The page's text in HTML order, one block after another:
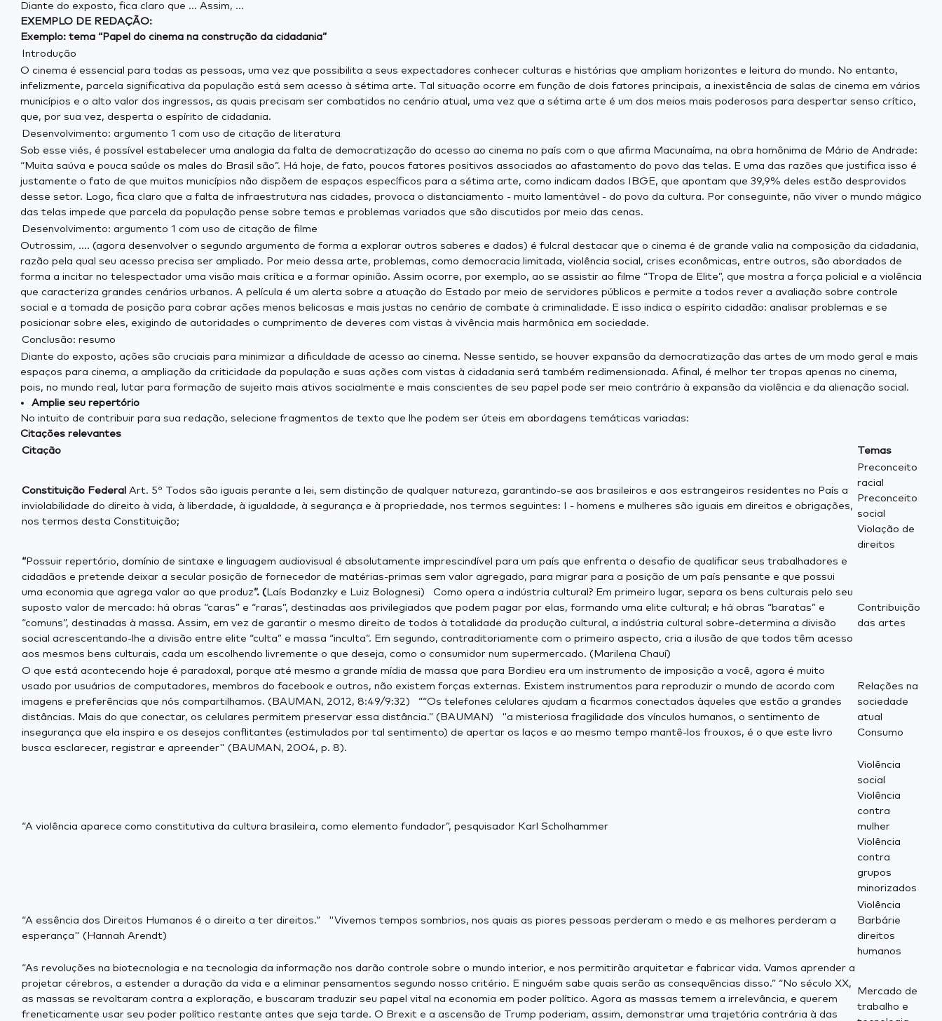
Diante do exposto, fica claro que ... Assim, ...
EXEMPLO DE REDAÇÃO:
Exemplo: tema “Papel do cinema na construção da cidadania”
Introdução
O cinema é essencial para todas as pessoas, uma vez que possibilita a seus expectadores conhecer culturas e histórias que ampliam horizontes e leitura do mundo. No entanto,
infelizmente, parcela significativa da população está sem acesso à sétima arte. Tal situação ocorre em função de dois fatores principais, a inexistência de salas de cinema em vários
municípios e o alto valor dos ingressos, as quais precisam ser combatidos no cenário atual, uma vez que a sétima arte é um dos meios mais poderosos para despertar senso crítico,
que, por sua vez, desperta o espírito de cidadania.
Desenvolvimento: argumento 1 com uso de citação de literatura
Sob esse viés, é possível estabelecer uma analogia da falta de democratização do acesso ao cinema no país com o que afirma Macunaíma, na obra homônima de Mário de Andrade:
“Muita saúva e pouca saúde os males do Brasil são”. Há hoje, de fato, poucos fatores positivos associados ao afastamento do povo das telas. E uma das razões que justifica isso é
justamente o fato de que muitos municípios não dispõem de espaços específicos para a sétima arte, como indicam dados IBGE, que apontam que 39,9% deles estão desprovidos
desse setor. Logo, fica claro que a falta de infraestrutura nas cidades, provoca o distanciamento - muito lamentável - do povo da cultura. Por conseguinte, não viver o mundo mágico
das telas impede que parcela da população pense sobre temas e problemas variados que são discutidos por meio das cenas.
Desenvolvimento: argumento 1 com uso de citação de filme
Outrossim, .... (agora desenvolver o segundo argumento de forma a explorar outros saberes e dados) é fulcral destacar que o cinema é de grande valia na composição da cidadania,
razão pela qual seu acesso precisa ser ampliado. Por meio dessa arte, problemas, como democracia limitada, violência social, crises econômicas, entre outros, são abordados de
forma a incitar no telespectador uma visão mais crítica e a formar opinião. Assim ocorre, por exemplo, ao se assistir ao filme “Tropa de Elite”, que mostra a força policial e a violência
que caracteriza grandes cenários urbanos. A película é um alerta sobre a atuação do Estado por meio de servidores públicos e permite a todos rever a avaliação sobre controle
social e a tomada de posição para cobrar ações menos belicosas e mais justas no cenário de combate à criminalidade. E isso indica o espírito cidadão: analisar problemas e se
posicionar sobre eles, exigindo de autoridades o cumprimento de deveres com vistas à vivência mais harmônica em sociedade.
Conclusão: resumo
Diante do exposto, ações são cruciais para minimizar a dificuldade de acesso ao cinema. Nesse sentido, se houver expansão da democratização das artes de um modo geral e mais
espaços para cinema, a ampliação da criticidade da população e suas ações com vistas à cidadania será também redimensionada. Afinal, é melhor ter tropas apenas no cinema,
pois, no mundo real, lutar para formação de sujeito mais ativos socialmente e mais conscientes de seu papel pode ser meio contrário à expansão da violência e da alienação social.
Amplie seu repertório
No intuito de contribuir para sua redação, selecione fragmentos de texto que lhe podem ser úteis em abordagens temáticas variadas:
Citações relevantes
Citação
Temas
Constituição Federal Art. 5º Todos são iguais perante a lei, sem distinção de qualquer natureza, garantindo-se aos brasileiros e aos estrangeiros residentes no País a
inviolabilidade do direito à vida, à liberdade, à igualdade, à segurança e à propriedade, nos termos seguintes:
I - homens e mulheres são iguais em direitos e obrigações,
nos termos desta Constituição;
Preconceito
racial
Preconceito
social
Violação de
direitos
“ Possuir repertório, domínio de sintaxe e linguagem audiovisual é absolutamente imprescindível para um país que enfrenta o desafio de qualificar seus trabalhadores e
cidadãos e pretende deixar a secular posição de fornecedor de matérias-primas sem valor agregado, para migrar para a posição de um país pensante e que possui
uma economia que agrega valor ao que produz”. ( Laís Bodanzky e Luiz Bolognesi) Como opera a indústria cultural? Em primeiro lugar, separa os bens culturais pelo seu
suposto valor de mercado: há obras “caras” e “raras”, destinadas aos privilegiados que podem pagar por elas, formando uma elite cultural; e há obras “baratas” e
“comuns”, destinadas à massa. Assim, em vez de garantir o mesmo direito de todos à totalidade da produção cultural, a indústria cultural sobre-determina a divisão
social acrescentando-lhe a divisão entre elite “culta” e massa “inculta”. Em segundo, contraditoriamente com o primeiro aspecto, cria a ilusão de que todos têm acesso
aos mesmos bens culturais, cada um escolhendo livremente o que deseja, como o consumidor num supermercado. (Marilena Chauí)
Contribuição
das artes
O que está acontecendo hoje é paradoxal, porque até mesmo a grande mídia de massa que para Bordieu era um instrumento de imposição a você, agora é muito
usado por usuários de computadores, membros do facebook e outros, não existem forças externas. Existem instrumentos para reproduzir o mundo de acordo com
imagens e preferências que nós compartilhamos. (BAUMAN, 2012, 8:49/9:32) ““Os telefones celulares ajudam a ficarmos conectados àqueles que estão a grandes
distâncias. Mais do que conectar, os celulares permitem preservar essa distância.” (BAUMAN) "a misteriosa fragilidade dos vínculos humanos, o sentimento de
insegurança que ela inspira e os desejos conflitantes (estimulados por tal sentimento) de apertar os laços e ao mesmo tempo mantê-los frouxos, é o que este livro
busca esclarecer, registrar e apreender" (BAUMAN, 2004, p. 8).
Relações na
sociedade
atual
Consumo
“A violência aparece como constitutiva da cultura brasileira, como elemento fundador”, pesquisador Karl Scholhammer
Violência
social
Violência
contra
mulher
Violência
contra
grupos
minorizados
“A essência dos Direitos Humanos é o direito a ter direitos.” "Vivemos tempos sombrios, nos quais as piores pessoas perderam o medo e as melhores perderam a
esperança" (Hannah Arendt)
Violência
Barbárie
direitos
humanos
“As revoluções na biotecnologia e na tecnologia da informação nos darão controle sobre o mundo interior, e nos permitirão arquitetar e fabricar vida. Vamos aprender a
projetar cérebros, a estender a duração da vida e a eliminar pensamentos segundo nosso critério. E ninguém sabe quais serão as consequências disso.” “No século XX,
as massas se revoltaram contra a exploração, e buscaram traduzir seu papel vital na economia em poder político. Agora as massas temem a irrelevância, e querem
freneticamente usar seu poder político restante antes que seja tarde. O Brexit e a ascensão de Trump poderiam, assim, demonstrar uma trajetória contrária à das
Mercado de
trabalho e